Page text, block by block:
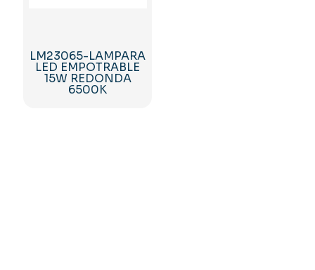
LM23065-LAMPARA
LED EMPOTRABLE
15W REDONDA
6500K